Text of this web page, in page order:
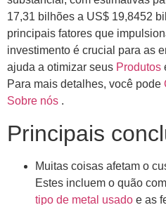
17,31 bilhões a US$ 19,8452
principais fatores que
investimento é crucial para as
ajuda a otimizar seus Produtos
Para mais detalhes, você pode
Sobre nós .
Principais
Muitas coisas afetam o
Estes incluem o quão
tipo de metal usado e as